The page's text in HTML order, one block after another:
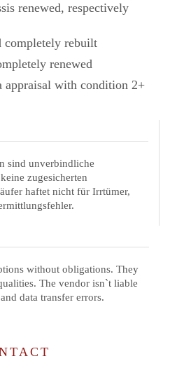
renewed, respectively
completely rebuilt
renewed
appraisal with condition 2+
sind unverbindliche
zugesicherten
haftet nicht für Irrtümer,
without obligations. They
The vendor isn`t liable
data transfer errors.